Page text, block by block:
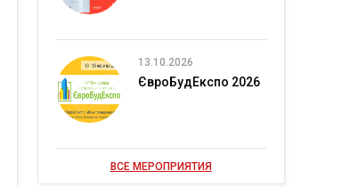
13.10.2026
ЄвроБудЕкспо 2026
ВСЕ МЕРОПРИЯТИЯ